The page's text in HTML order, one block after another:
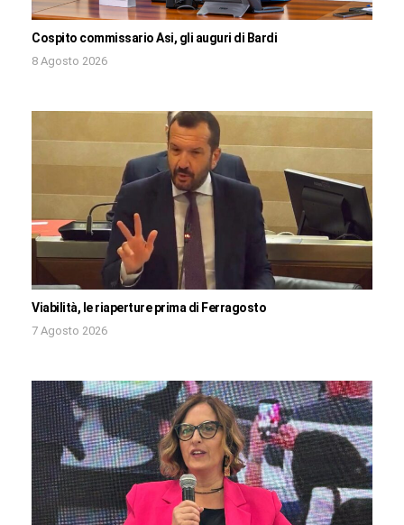
Cospito commissario Asi, gli auguri di Bardi
8 Agosto 2026
Viabilità, le riaperture prima di Ferragosto
7 Agosto 2026